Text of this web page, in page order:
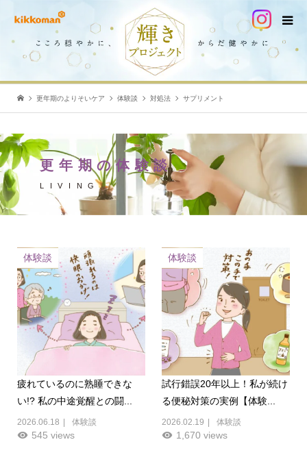
更年期のよりそいケア 体験談 対処法 サプリメント
更年期の体験談
LIVING
体験談
疲れているのに熟睡できな
い!? 私の中途覚醒との闘...
2026.06.18 体験談
545 views
体験談
試行錯誤20年以上！私が続け
る便秘対策の実例【体験...
2026.02.19 体験談
1,670 views